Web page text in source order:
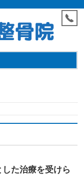
た治療を受けら